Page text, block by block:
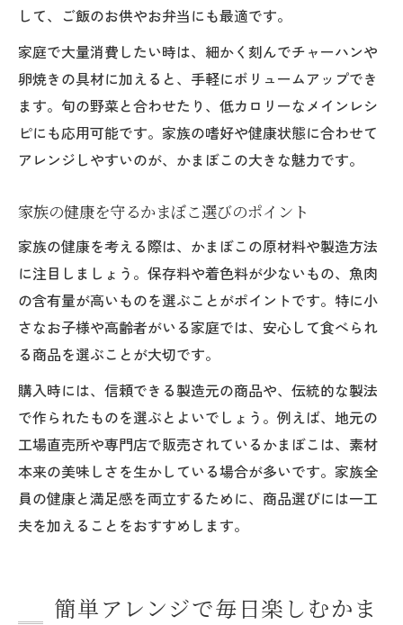
して、ご飯のお供やお弁当にも最適です。
家庭で大量消費したい時は、細かく刻んでチャーハンや
卵焼きの具材に加えると、手軽にボリュームアップでき
ます。旬の野菜と合わせたり、低カロリーなメインレシ
ピにも応用可能です。家族の嗜好や健康状態に合わせて
アレンジしやすいのが、かまぼこの大きな魅力です。
家族の健康を守るかまぼこ選びのポイント
家族の健康を考える際は、かまぼこの原材料や製造方法
に注目しましょう。保存料や着色料が少ないもの、魚肉
の含有量が高いものを選ぶことがポイントです。特に小
さなお子様や高齢者がいる家庭では、安心して食べられ
る商品を選ぶことが大切です。
購入時には、信頼できる製造元の商品や、伝統的な製法
で作られたものを選ぶとよいでしょう。例えば、地元の
工場直売所や専門店で販売されているかまぼこは、素材
本来の美味しさを生かしている場合が多いです。家族全
員の健康と満足感を両立するために、商品選びには一工
夫を加えることをおすすめします。
簡単アレンジで毎日楽しむかま